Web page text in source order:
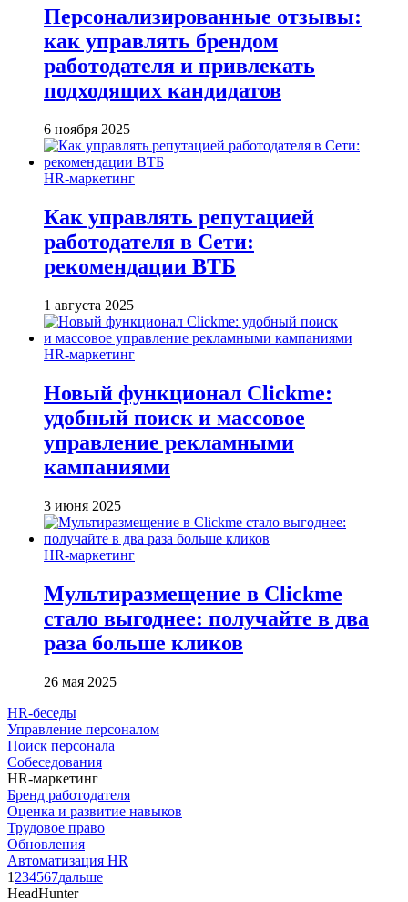
Персонализированные отзывы:
как управлять брендом
работодателя и привлекать
подходящих кандидатов
6 ноября 2025
HR-маркетинг
Как управлять репутацией
работодателя в Сети:
рекомендации ВТБ
1 августа 2025
HR-маркетинг
Новый функционал Clickme:
удобный поиск и массовое
управление рекламными
кампаниями
3 июня 2025
HR-маркетинг
Мультиразмещение в Clickme
стало выгоднее: получайте в два
раза больше кликов
26 мая 2025
HR-беседы
Управление персоналом
Поиск персонала
Собеседования
HR-маркетинг
Бренд работодателя
Оценка и развитие навыков
Трудовое право
Обновления
Автоматизация HR
1 234567дальше
HeadHunter